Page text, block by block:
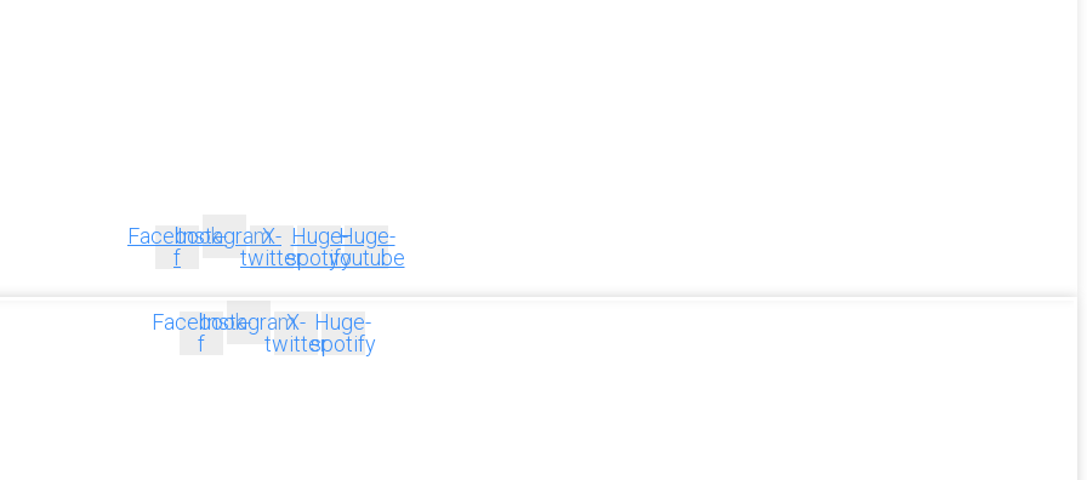
Facebook-
f
InstagramX-
twitter
Huge-
spotify
Huge-
youtube
Facebook-
f
InstagramX-
twitter
Huge-
spotify